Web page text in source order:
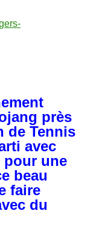
près
de Tennis
avec
pour une
beau
faire
du